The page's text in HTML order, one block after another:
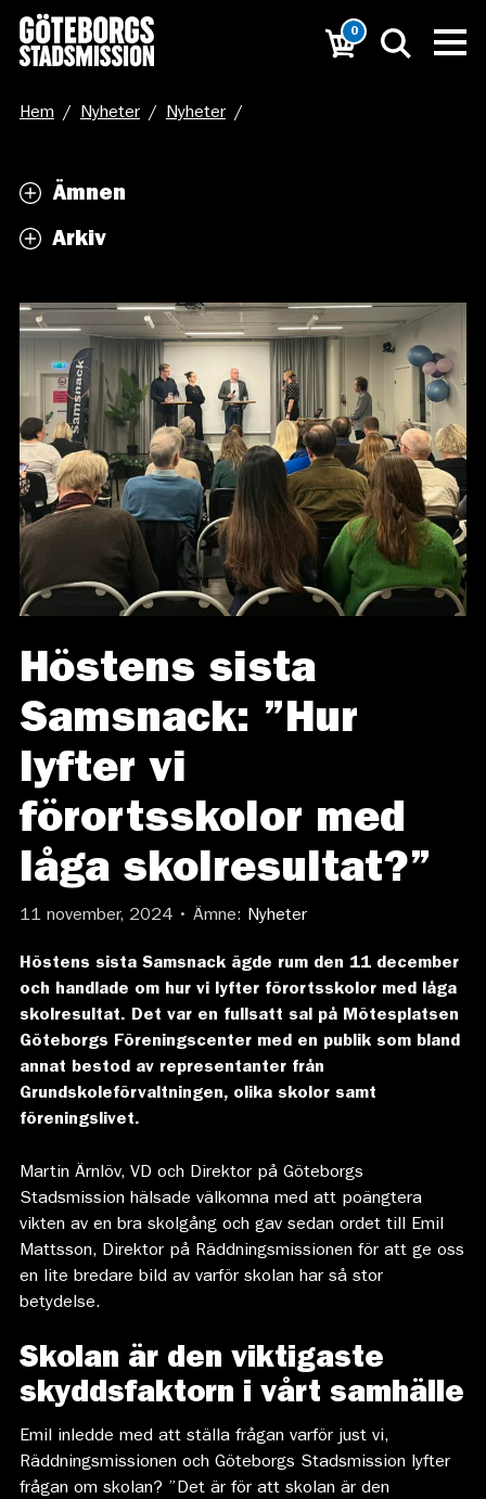
0
Hem / Nyheter / Nyheter /
Ämnen
Arkiv
Höstens sista
Samsnack: ”Hur
lyfter vi
förortsskolor med
låga skolresultat?”
11 november, 2024 • Ämne: Nyheter
Höstens sista Samsnack ägde rum den 11 december
och handlade om hur vi lyfter förortsskolor med låga
skolresultat. Det var en fullsatt sal på Mötesplatsen
Göteborgs Föreningscenter med en publik som bland
annat bestod av representanter från
Grundskoleförvaltningen, olika skolor samt
föreningslivet.
Martin Ärnlöv, VD och Direktor på Göteborgs
Stadsmission hälsade välkomna med att poängtera
vikten av en bra skolgång och gav sedan ordet till Emil
Mattsson, Direktor på Räddningsmissionen för att ge oss
en lite bredare bild av varför skolan har så stor
betydelse.
Skolan är den viktigaste
skyddsfaktorn i vårt samhälle
Emil inledde med att ställa frågan varför just vi,
Räddningsmissionen och Göteborgs Stadsmission lyfter
frågan om skolan? ”Det är för att skolan är den